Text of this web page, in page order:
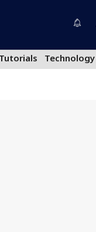
Tutorials Technology